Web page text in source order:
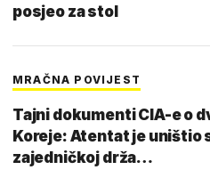
posjeo za stol
MRAČNA POVIJEST
Tajni dokumenti CIA-e o
Koreje: Atentat je uništio
zajedničkoj drža…